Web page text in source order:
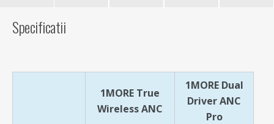
Specificatii
1MORE True
Wireless ANC
1MORE Dual
Driver ANC
Pro